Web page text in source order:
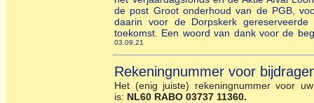
de post Groot onderhoud van de PGB,
daarin voor de Dorpskerk
toekomst. Een woord van dank voor de
03.09.21
Rekeningnummer voor
Het (enig juiste) rekeningnummer voor
is: NL60 RABO 03737 11360.